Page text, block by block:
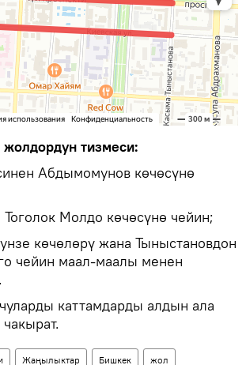
тизмеси:
Абдымомунов көчөсүнө
Молдо көчөсүнө чейин;
көчөлөрү жана Тыныстановдон
чейин маал-маалы менен
каттамдарды алдын ала
Жаңылыктар Бишкек жол